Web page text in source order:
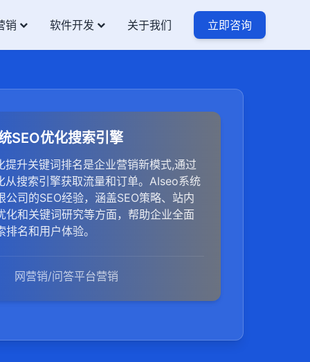
销 软件开发 关于我们 立即咨询
SEO优化搜索引擎
提升关键词排名是企业营销新模式,通过
从搜索引擎获取流量和订单。AIseo系统
公司的SEO经验，涵盖SEO策略、站内
化和关键词研究等方面，帮助企业全面
名和用户体验。
网营销/问答平台营销